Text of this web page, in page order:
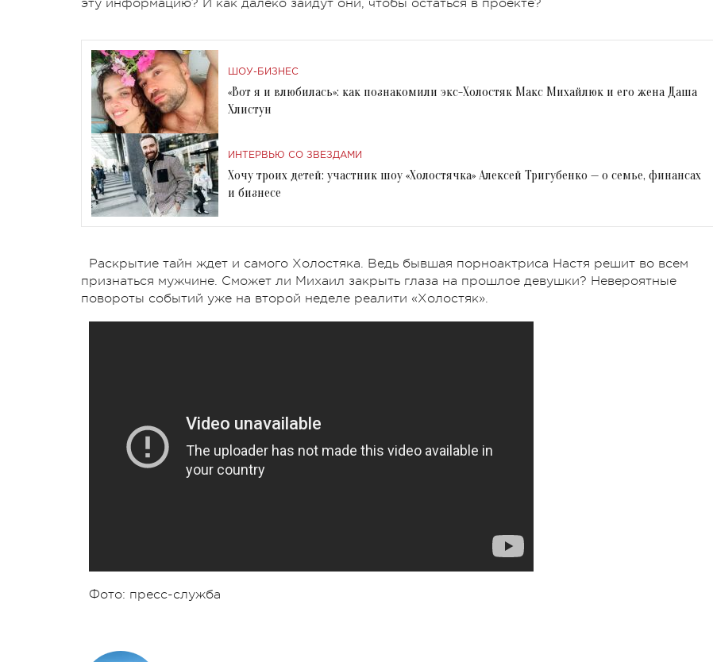
эту информацию? И как далеко зайдут они, чтобы остаться в проекте?
ШОУ-БИЗНЕС
«Вот я и влюбилась»: как познакомили экс-Холостяк Макс Михайлюк и его жена Даша
Хлистун
ИНТЕРВЬЮ СО ЗВЕЗДАМИ
Хочу троих детей: участник шоу «Холостячка» Алексей Тригубенко — о семье, финансах
и бизнесе
Раскрытие тайн ждет и самого Холостяка. Ведь бывшая порноактриса Настя решит во всем
признаться мужчине. Сможет ли Михаил закрыть глаза на прошлое девушки? Невероятные
повороты событий уже на второй неделе реалити «Холостяк».
Фото: пресс-служба